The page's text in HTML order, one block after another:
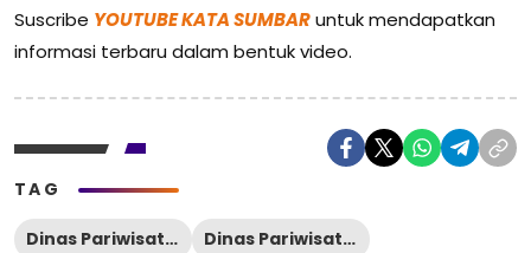
Suscribe YOUTUBE KATA SUMBARuntuk mendapatkan
informasi terbaru dalam bentuk video.
TAG
Dinas Pariwisata Padang
Dinas Pariwisata Sumbar